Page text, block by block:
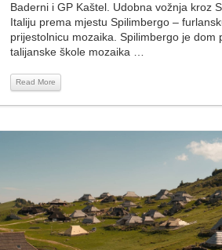
Baderni i GP Kaštel. Udobna vožnja kroz
Italiju prema mjestu Spilimbergo –
prijestolnicu mozaika. Spilimbergo je dom
talijanske škole mozaika …
Read More